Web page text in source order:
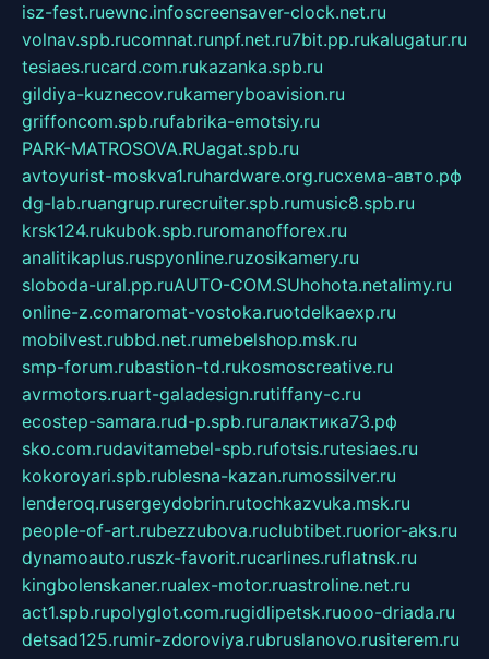
isz-fest.ruewnc.infoscreensaver-clock.net.ru
volnav.spb.rucomnat.runpf.net.ru7bit.pp.rukalugatur.ru
tesiaes.rucard.com.rukazanka.spb.ru
gildiya-kuznecov.rukameryboavision.ru
griffoncom.spb.rufabrika-emotsiy.ru
PARK-MATROSOVA.RUagat.spb.ru
avtoyurist-moskva1.ruhardware.org.ruсхема-авто.рф
dg-lab.ruangrup.rurecruiter.spb.rumusic8.spb.ru
krsk124.rukubok.spb.ruromanofforex.ru
analitikaplus.ruspyonline.ruzosikamery.ru
sloboda-ural.pp.ruAUTO-COM.SUhohota.netalimy.ru
online-z.comaromat-vostoka.ruotdelkaexp.ru
mobilvest.rubbd.net.rumebelshop.msk.ru
smp-forum.rubastion-td.rukosmoscreative.ru
avrmotors.ruart-galadesign.rutiffany-c.ru
ecostep-samara.rud-p.spb.ruгалактика73.рф
sko.com.rudavitamebel-spb.rufotsis.rutesiaes.ru
kokoroyari.spb.rublesna-kazan.rumossilver.ru
lenderoq.rusergeydobrin.rutochkazvuka.msk.ru
people-of-art.rubezzubova.ruclubtibet.ruorior-aks.ru
dynamoauto.ruszk-favorit.rucarlines.ruflatnsk.ru
kingbolenskaner.rualex-motor.ruastroline.net.ru
act1.spb.rupolyglot.com.rugidlipetsk.ruooo-driada.ru
detsad125.rumir-zdoroviya.rubruslanovo.rusiterem.ru